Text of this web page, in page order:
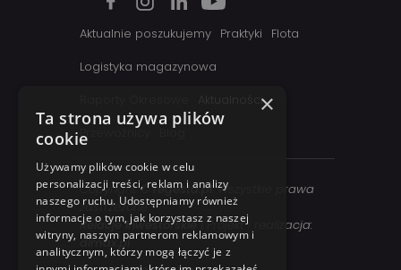
Aktualnie poszukujemy Praktyki
Flota
Logistyka magazynowa
Aktualności
Przewoźnicy
Blog
Copyright ©regesta.pl. Wszystkie prawa
zastrzezone
Relacje inwestorskie| Projekt i realizacja:
dimax.pl
×
Ta strona używa plików
cookie
Używamy plików cookie w celu
personalizacji treści, reklam i analizy
naszego ruchu. Udostępniamy również
informacje o tym, jak korzystasz z naszej
witryny, naszym partnerom reklamowym i
analitycznym, którzy mogą łączyć je z